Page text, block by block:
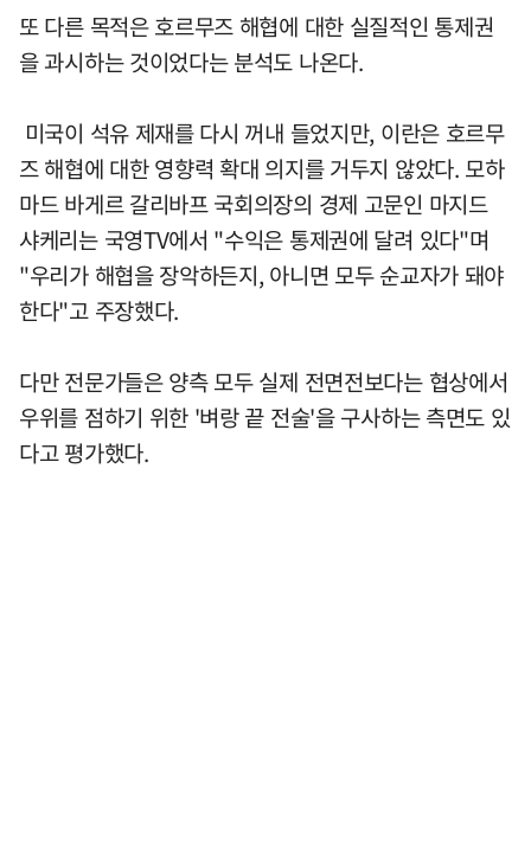
또 다른 목적은 호르무즈 해협에 대한 실질적인 통제권
을 과시하는 것이었다는 분석도 나온다.
미국이 석유 제재를 다시 꺼내 들었지만, 이란은 호르무
즈 해협에 대한 영향력 확대 의지를 거두지 않았다. 모하
마드 바게르 갈리바프 국회의장의 경제 고문인 마지드
샤케리는 국영TV에서 "수익은 통제권에 달려 있다"며
"우리가 해협을 장악하든지, 아니면 모두 순교자가 돼야
한다"고 주장했다.
다만 전문가들은 양측 모두 실제 전면전보다는 협상에서
우위를 점하기 위한 '벼랑 끝 전술'을 구사하는 측면도 있
다고 평가했다.